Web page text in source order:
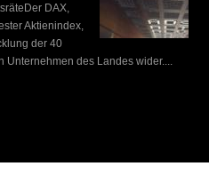
DAX,
Aktienindex,
der 40
des Landes wider....